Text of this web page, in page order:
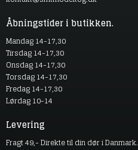
Åbningstider i butikken.
Mandag 14-17,30
Tirsdag 14-17,30
Onsdag 14-17,30
Torsdag 14-17,30
Fredag 14-17,30
Lørdag 10-14
Levering
Fragt 49,- Direkte til din dør i Danmark.